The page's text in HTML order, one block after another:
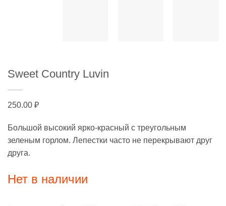
Sweet Country Luvin
250.00 ₽
Большой высокий ярко-красный с треугольным
зеленым горлом. Лепестки часто не перекрывают друг
друга.
Нет в наличии